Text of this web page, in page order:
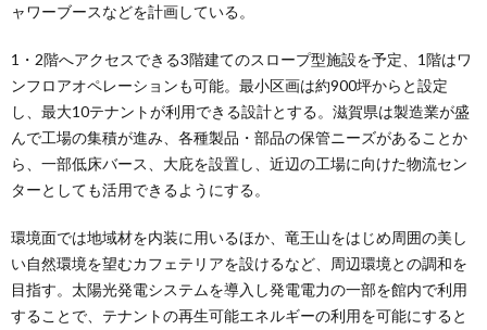
ャワーブースなどを計画している。
1・2階へアクセスできる3階建てのスロープ型施設を予定、1階はワ
ンフロアオペレーションも可能。最小区画は約900坪からと設定
し、最大10テナントが利用できる設計とする。滋賀県は製造業が盛
んで工場の集積が進み、各種製品・部品の保管ニーズがあることか
ら、一部低床バース、大庇を設置し、近辺の工場に向けた物流セン
ターとしても活用できるようにする。
環境面では地域材を内装に用いるほか、竜王山をはじめ周囲の美し
い自然環境を望むカフェテリアを設けるなど、周辺環境との調和を
目指す。太陽光発電システムを導入し発電電力の一部を館内で利用
することで、テナントの再生可能エネルギーの利用を可能にすると